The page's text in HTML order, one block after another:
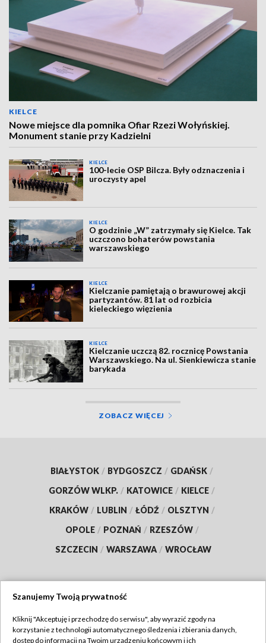
KIELCE
Nowe miejsce dla pomnika Ofiar Rzezi Wołyńskiej.
Monument stanie przy Kadzielni
KIELCE
100-lecie OSP Bilcza. Były odznaczenia i
uroczysty apel
KIELCE
O godzinie „W” zatrzymały się Kielce. Tak
uczczono bohaterów powstania
warszawskiego
KIELCE
Kielczanie pamiętają o brawurowej akcji
partyzantów. 81 lat od rozbicia
kieleckiego więzienia
KIELCE
Kielczanie uczczą 82. rocznicę Powstania
Warszawskiego. Na ul. Sienkiewicza stanie
barykada
ZOBACZ WIĘCEJ
BIAŁYSTOK / BYDGOSZCZ / GDAŃSK /
GORZÓW WLKP. / KATOWICE / KIELCE /
KRAKÓW / LUBLIN / ŁÓDŹ / OLSZTYN /
OPOLE / POZNAŃ / RZESZÓW /
SZCZECIN / WARSZAWA / WROCŁAW
TVP
Szanujemy Twoją prywatność
Kliknij "Akceptuję i przechodzę do serwisu", aby wyrazić zgody na
korzystanie z technologii automatycznego śledzenia i zbierania danych,
dostęp do informacji na Twoim urządzeniu końcowym i ich